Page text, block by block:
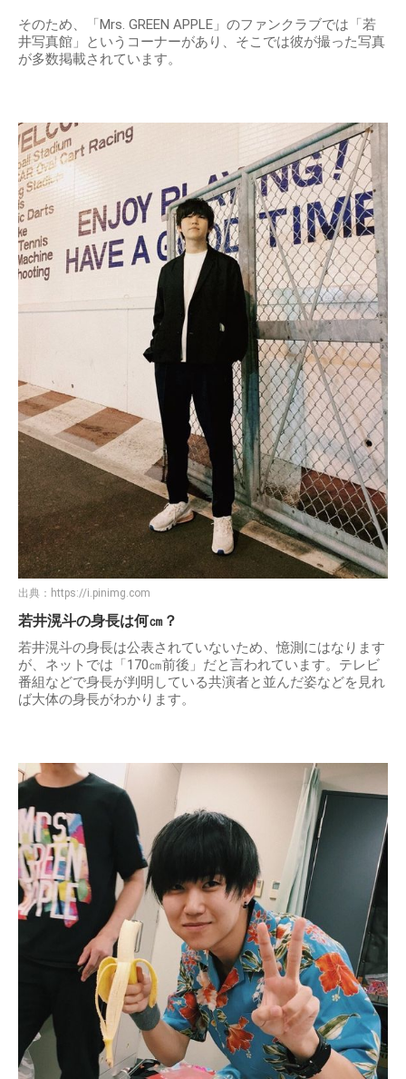
そのため、「Mrs. GREEN APPLE」のファンクラブでは「若
井写真館」というコーナーがあり、そこでは彼が撮った写真
が多数掲載されています。
出典： https://i.pinimg.com
若井滉斗の身長は何㎝？
若井滉斗の身長は公表されていないため、憶測にはなります
が、ネットでは「170㎝前後」だと言われています。テレビ
番組などで身長が判明している共演者と並んだ姿などを見れ
ば大体の身長がわかります。